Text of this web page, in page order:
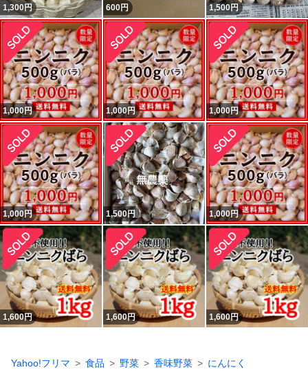
1,300円 600円 1,500円
1,000円 1,000円 1,000円
1,000円 1,500円 1,000円
1,600円 1,600円 1,600円
Yahoo!フリマ 食品 野菜 香味野菜 にんにく